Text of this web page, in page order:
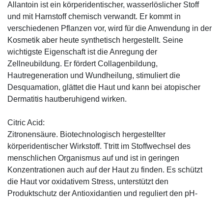
Allantoin ist ein körperidentischer, wasserlöslicher Stoff
und mit Harnstoff chemisch verwandt. Er kommt in
verschiedenen Pflanzen vor, wird für die Anwendung in der
Kosmetik aber heute synthetisch hergestellt. Seine
wichtigste Eigenschaft ist die Anregung der
Zellneubildung. Er fördert Collagenbildung,
Hautregeneration und Wundheilung, stimuliert die
Desquamation, glättet die Haut und kann bei atopischer
Dermatitis hautberuhigend wirken.
Citric Acid:
Zitronensäure. Biotechnologisch hergestellter
körperidentischer Wirkstoff. Ttritt im Stoffwechsel des
menschlichen Organismus auf und ist in geringen
Konzentrationen auch auf der Haut zu finden. Es schützt
die Haut vor oxidativem Stress, unterstützt den
Produktschutz der Antioxidantien und reguliert den pH-